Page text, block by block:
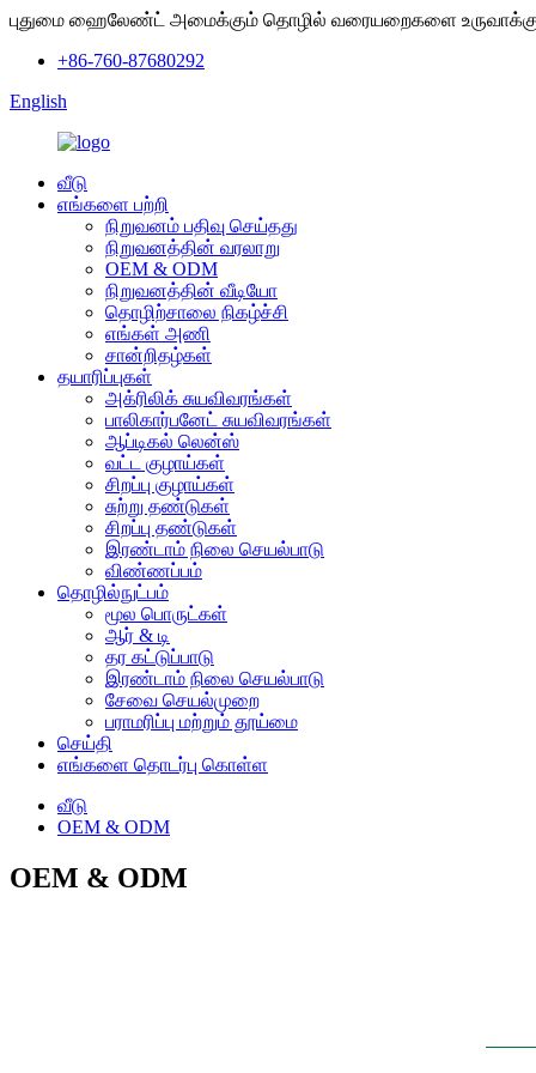
புதுமை ஹைலேண்ட் அமைக்கும் தொழில் வரையறைகளை
+86-760-87680292
English
வீடு
எங்களை பற்றி
நிறுவனம் பதிவு செய்தது
நிறுவனத்தின் வரலாறு
OEM & ODM
நிறுவனத்தின் வீடியோ
தொழிற்சாலை நிகழ்ச்சி
எங்கள் அணி
சான்றிதழ்கள்
தயாரிப்புகள்
அக்ரிலிக் சுயவிவரங்கள்
பாலிகார்பனேட் சுயவிவரங்கள்
ஆப்டிகல் லென்ஸ்
வட்ட குழாய்கள்
சிறப்பு குழாய்கள்
சுற்று தண்டுகள்
சிறப்பு தண்டுகள்
இரண்டாம் நிலை செயல்பாடு
விண்ணப்பம்
தொழில்நுட்பம்
மூல பொருட்கள்
ஆர் & டி
தர கட்டுப்பாடு
இரண்டாம் நிலை செயல்பாடு
சேவை செயல்முறை
பராமரிப்பு மற்றும் தூய்மை
செய்தி
எங்களை தொடர்பு கொள்ள
வீடு
OEM & ODM
OEM & ODM